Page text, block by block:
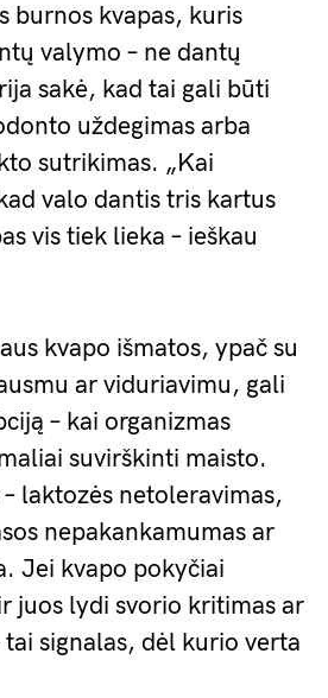
burnos kvapas, kuris
valymo – ne dantų
sakė, kad tai gali būti
uždegimas arba
sutrikimas. „Kai
valo dantis tris kartus
vis tiek lieka – ieškau
kvapo išmatos, ypač su
ar viduriavimu, gali
– kai organizmas
suvirškinti maisto.
laktozės netoleravimas,
nepakankamumas ar
Jei kvapo pokyčiai
juos lydi svorio kritimas ar
tai signalas, dėl kurio verta